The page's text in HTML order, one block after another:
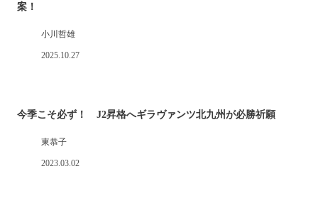
案！
小川哲雄
2025.10.27
今季こそ必ず！ J2昇格へギラヴァンツ北九州が必勝祈願
東恭子
2023.03.02